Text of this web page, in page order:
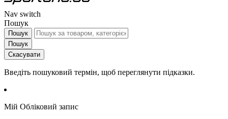
Nav switch
Пошук
Пошук
Пошук
Скасувати
Введіть пошуковий термін, щоб переглянути підказки.
Мій Обліковий запис